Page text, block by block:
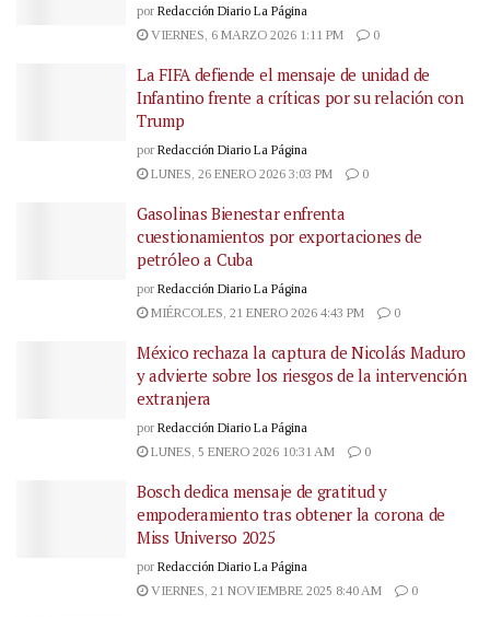
por Redacción Diario La Página
VIERNES, 6 MARZO 2026 1:11 PM
0
La FIFA defiende el mensaje de unidad de
Infantino frente a críticas por su relación con
Trump
por Redacción Diario La Página
LUNES, 26 ENERO 2026 3:03 PM
0
Gasolinas Bienestar enfrenta
cuestionamientos por exportaciones de
petróleo a Cuba
por Redacción Diario La Página
MIÉRCOLES, 21 ENERO 2026 4:43 PM
0
México rechaza la captura de Nicolás Maduro
y advierte sobre los riesgos de la intervención
extranjera
por Redacción Diario La Página
LUNES, 5 ENERO 2026 10:31 AM
0
Bosch dedica mensaje de gratitud y
empoderamiento tras obtener la corona de
Miss Universo 2025
por Redacción Diario La Página
VIERNES, 21 NOVIEMBRE 2025 8:40 AM
0